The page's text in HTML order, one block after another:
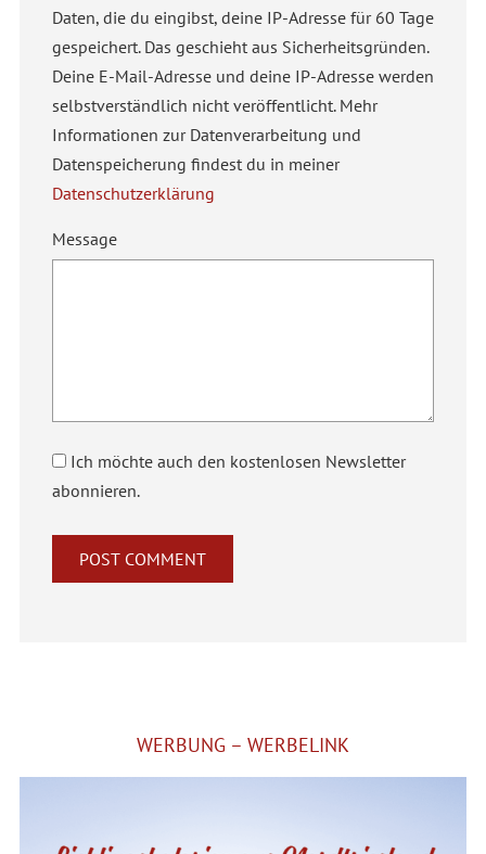
Daten, die du eingibst, deine IP-Adresse für 60 Tage
gespeichert. Das geschieht aus Sicherheitsgründen.
Deine E-Mail-Adresse und deine IP-Adresse werden
selbstverständlich nicht veröffentlicht. Mehr
Informationen zur Datenverarbeitung und
Datenspeicherung findest du in meiner
Datenschutzerklärung
Message
Ich möchte auch den kostenlosen Newsletter
abonnieren.
WERBUNG – WERBELINK